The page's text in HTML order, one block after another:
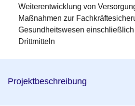
Weiterentwicklung von
Maßnahmen zur
Gesundheitswesen
Drittmitteln
Projektbeschreibung